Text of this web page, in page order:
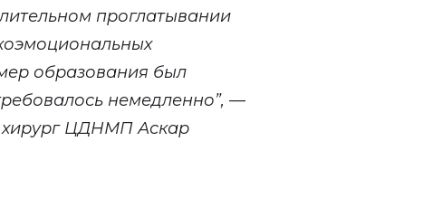
проглатывании
образования был
немедленно”, —
ЦДНМП Аскар